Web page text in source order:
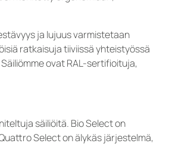
ja lujuus varmistetaan
ratkaisuja tiiviissä yhteistyössä
ovat RAL-sertifioituja,
säiliöitä. Bio Select on
Select on älykäs järjestelmä,